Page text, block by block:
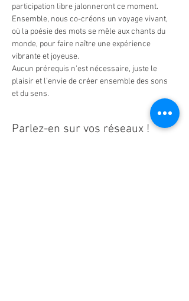
participation libre jalonneront ce moment.
Ensemble, nous co-créons un voyage vivant,
où la poésie des mots se mêle aux chants du
monde, pour faire naître une expérience
vibrante et joyeuse.
Aucun prérequis n'est nécessaire, juste le
plaisir et l'envie de créer ensemble des sons
et du sens.
Parlez-en sur vos réseaux !